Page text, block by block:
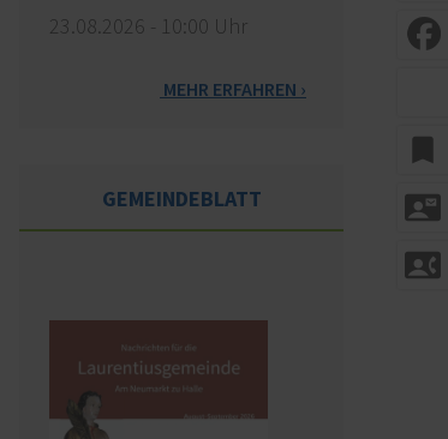
bookmark
contact_mail
contact_phone
23.​08.​2026 - 10:00 Uhr
MEHR
GEMEINDEBLATT